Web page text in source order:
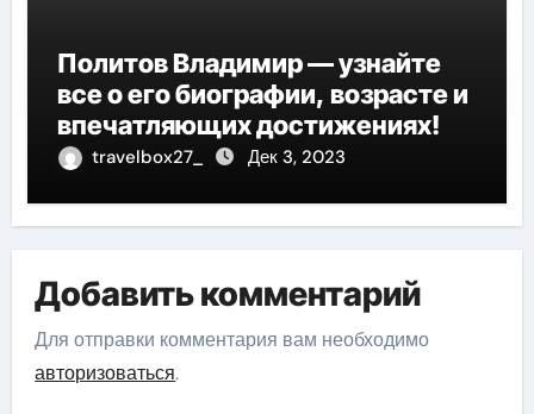
Политов Владимир — узнайте
все о его биографии, возрасте и
впечатляющих достижениях!
travelbox27_ Дек 3, 2023
Добавить комментарий
Для отправки комментария вам необходимо
авторизоваться.